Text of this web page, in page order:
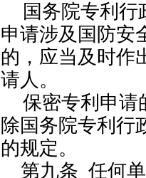
国务院专利
申请涉及国防安
的，应当及时作
请人。
保密专利申请
除国务院专利行
的规定。
第九条 任何